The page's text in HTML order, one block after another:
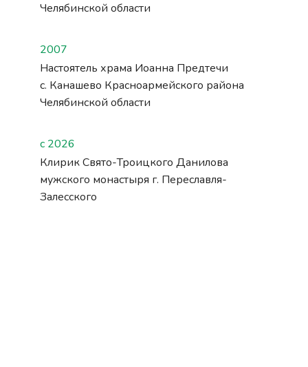
Челябинской области
2007
Настоятель храма Иоанна Предтечи
с. Канашево Красноармейского района
Челябинской области
с 2026
Клирик Свято-Троицкого Данилова
мужского монастыря г. Переславля-
Залесского